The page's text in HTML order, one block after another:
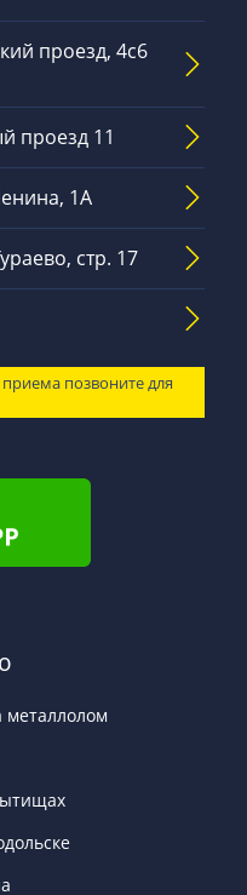
проезд, 4с6
проезд 11
1А
стр. 17
позвоните для
металлолом